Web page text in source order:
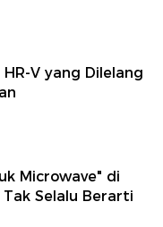
V yang Dilelang
Microwave" di
Selalu Berarti